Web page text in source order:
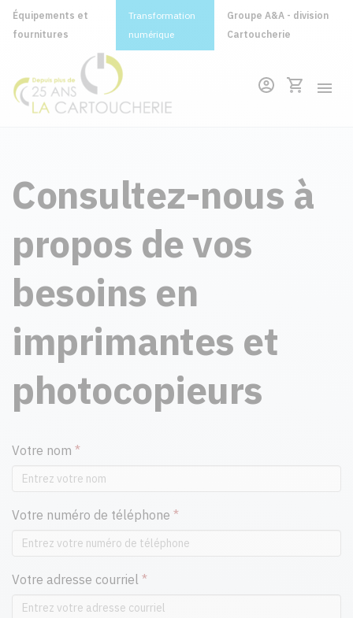
Équipements et
fournitures
Transformation
numérique
Groupe A&A - division
Cartoucherie
Consultez-nous à
propos de vos
besoins en
imprimantes et
photocopieurs
Votre nom *
Votre numéro de téléphone *
Votre adresse courriel *